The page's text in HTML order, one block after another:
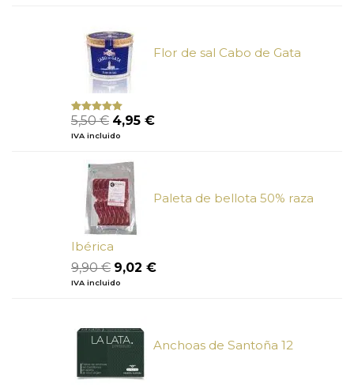
19,38 €.
Flor de sal Cabo de Gata
Valorado
con
de
5
5,50€ El
precio
era:
5,50 €.
4,95 €El
IVA incluido
Paleta de bellota 50% raza
Ibérica
9,90€ El
precio
9,90 €.
9,02 €El
IVA incluido
Anchoas de Santoña 12